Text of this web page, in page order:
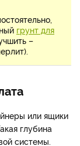
грунт для
–
или ящики
глубина
системы.